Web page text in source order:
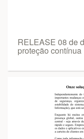
RELEASE 08 de
proteção contínua